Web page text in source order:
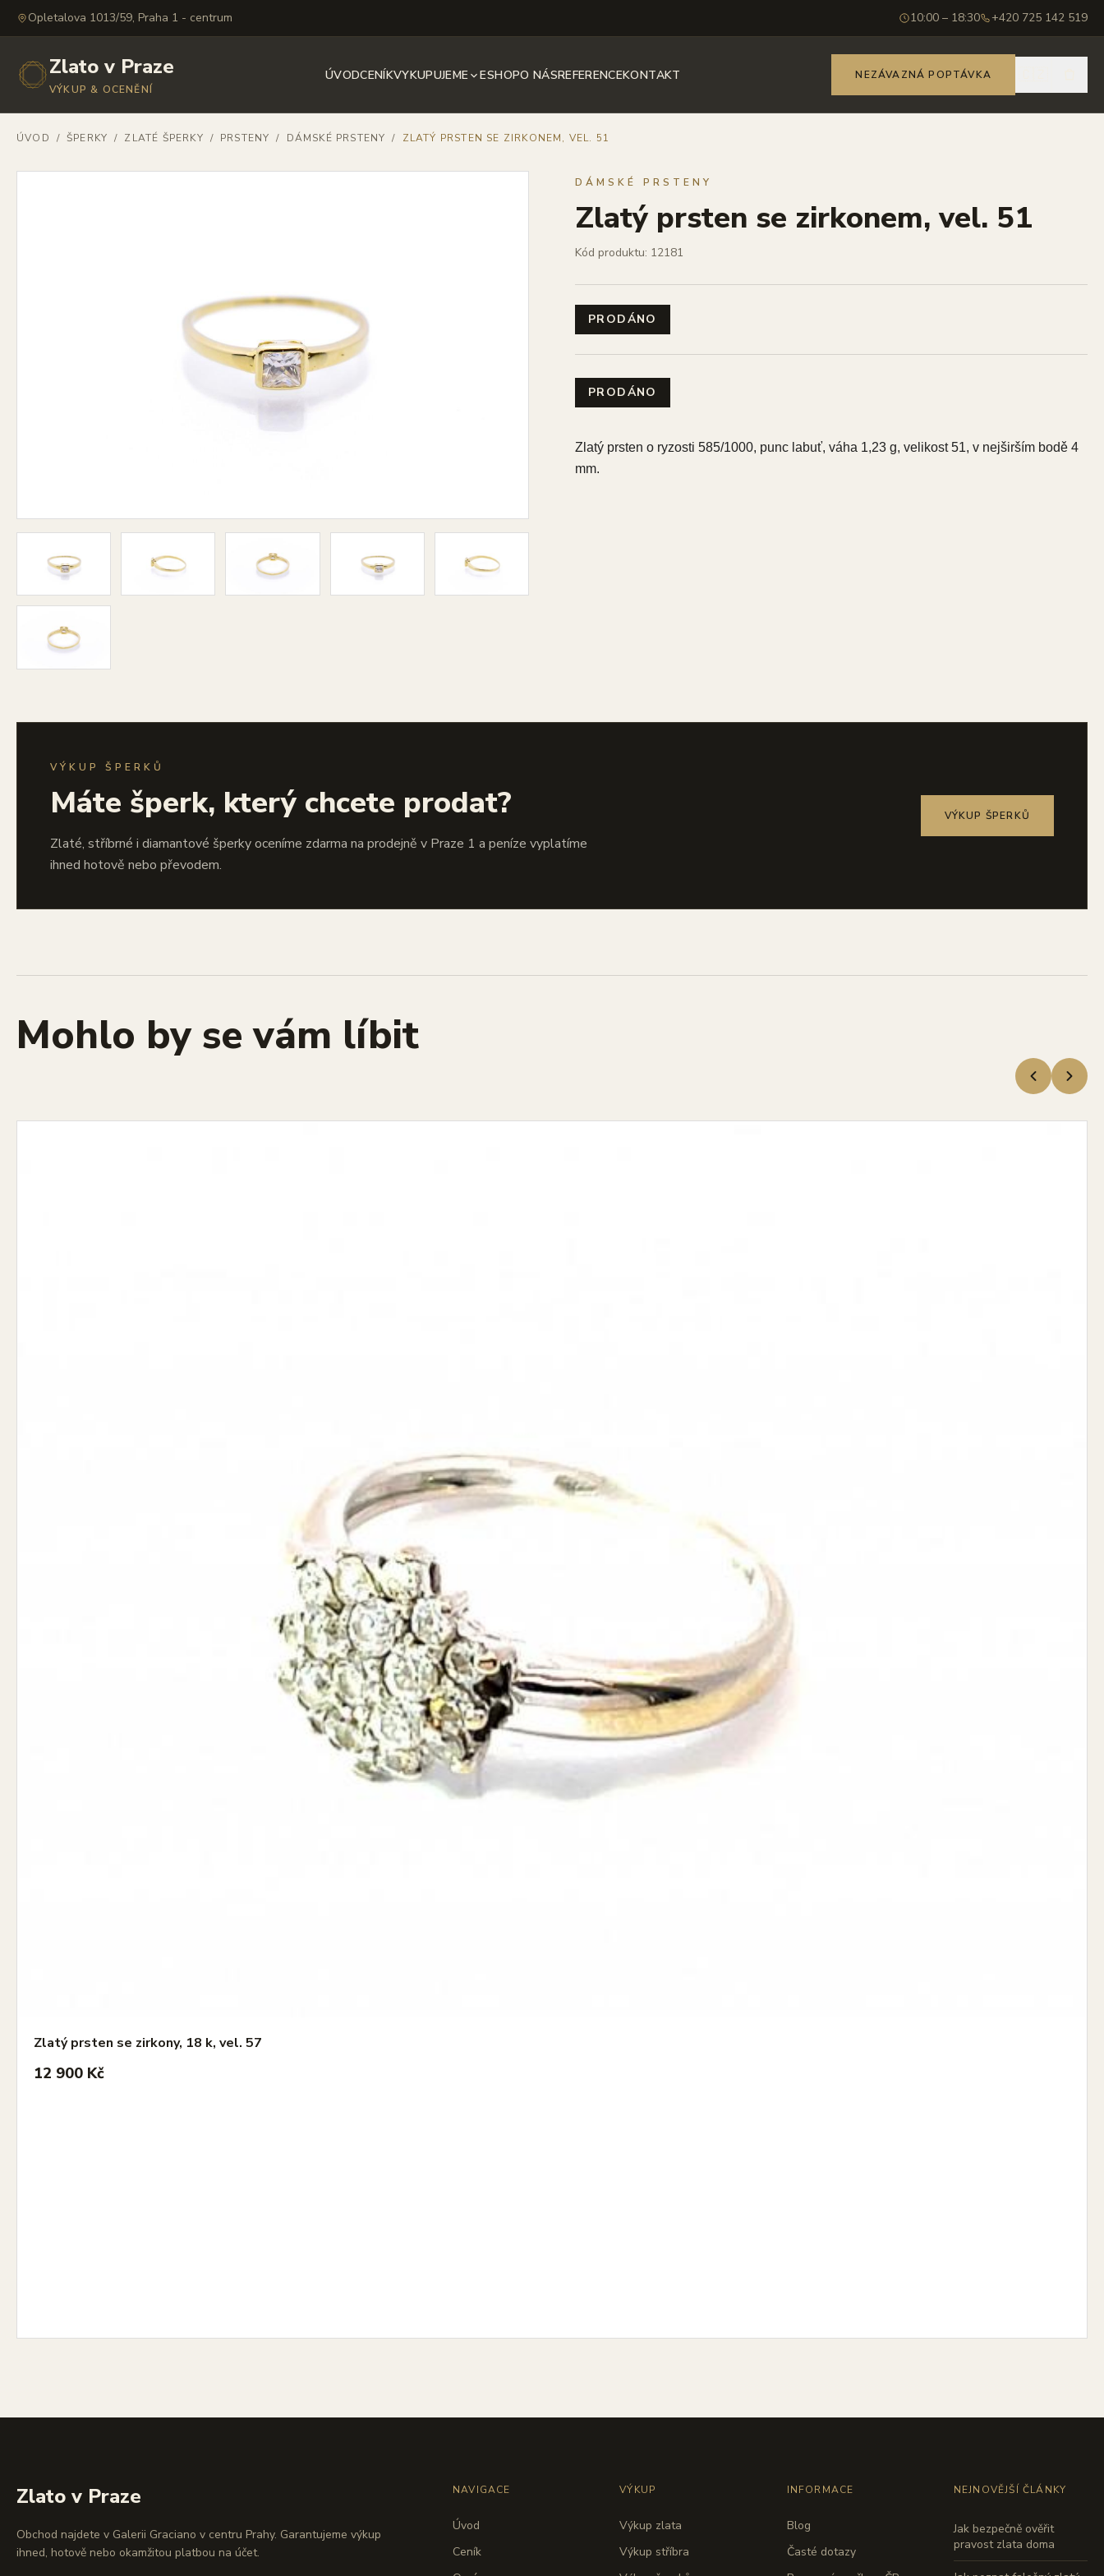
Opletalova 1013/59, Praha 1 - centrum 10:00 – 18:30 +420 725 142 519
Zlato v Praze
VÝKUP & OCENĚNÍ
ÚVODCENÍKVYKUPUJEME ESHOPO NÁSREFERENCEKONTAKT NEZÁVAZNÁ POPTÁVKA
ÚVOD / ŠPERKY / ZLATÉ ŠPERKY / PRSTENY / DÁMSKÉ PRSTENY / ZLATÝ PRSTEN SE ZIRKONEM, VEL. 51
DÁMSKÉ PRSTENY
Zlatý prsten se zirkonem, vel. 51
Kód produktu: 12181
PRODÁNO
PRODÁNO
Zlatý prsten o ryzosti 585/1000, punc labuť, váha 1,23 g, velikost 51, v nejširším bodě 4
mm.
VÝKUP ŠPERKŮ
Máte šperk, který chcete prodat?
Zlaté, stříbrné i diamantové šperky oceníme zdarma na prodejně v Praze 1 a peníze vyplatíme
ihned hotově nebo převodem.
VÝKUP ŠPERKŮ
Mohlo by se vám líbit
Zlatý prsten se zirkony, 18 k, vel. 57
12 900 Kč
Zlato v Praze
Obchod najdete v Galerii Graciano v centru Prahy. Garantujeme výkup
ihned, hotově nebo okamžitou platbou na účet.
NAVIGACE
Úvod
Ceník
VÝKUP
Výkup zlata
Výkup stříbra
INFORMACE
Blog
Časté dotazy
NEJNOVĚJŠÍ ČLÁNKY
Jak bezpečně ověřit
pravost zlata doma